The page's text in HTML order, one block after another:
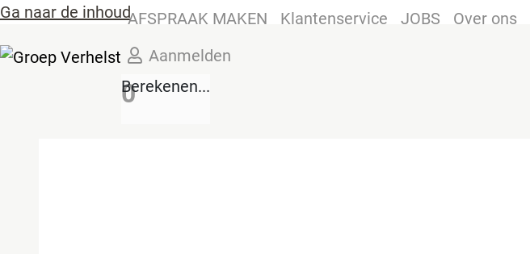
Ga naar de inhoudAFSPRAAK MAKEN Klantenservice JOBS Over ons
Aanmelden
0
Berekenen...